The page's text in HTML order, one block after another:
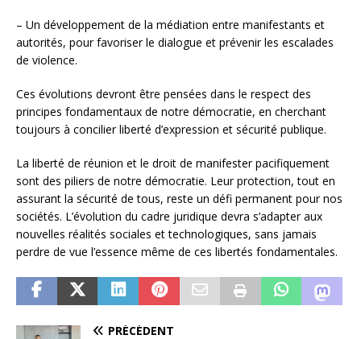
– Un développement de la médiation entre manifestants et
autorités, pour favoriser le dialogue et prévenir les escalades
de violence.
Ces évolutions devront être pensées dans le respect des
principes fondamentaux de notre démocratie, en cherchant
toujours à concilier liberté d’expression et sécurité publique.
La liberté de réunion et le droit de manifester pacifiquement
sont des piliers de notre démocratie. Leur protection, tout en
assurant la sécurité de tous, reste un défi permanent pour nos
sociétés. L’évolution du cadre juridique devra s’adapter aux
nouvelles réalités sociales et technologiques, sans jamais
perdre de vue l’essence même de ces libertés fondamentales.
PRÉCÉDENT